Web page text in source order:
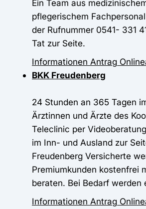
Ein Team aus
pflegerischem
der Rufnummer 0541- 331
Tat zur Seite.
Informationen Antrag
BKK Freudenberg
24 Stunden an 365 Tagen
Ärztinnen und Ärzte des
Teleclinic per
im Inn- und Ausland zur
Freudenberg Versicherte
Premiumkunden kostenfrei
beraten. Bei Bedarf werden
Informationen Antrag